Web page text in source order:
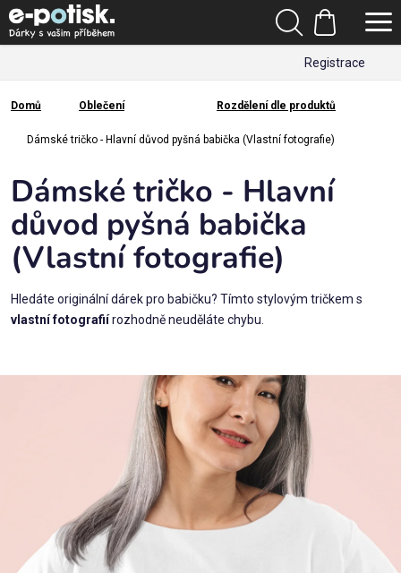
Přejít
na
obsah
Registrace
Hledat
Nákupní
košík
Kategorie
Dárek
pro
Rodina
Láska
zájmy a
Kolekce
Domů
Domů Oblečení Rozdělení dle produktů
Dámské tričko - Hlavní důvod pyšná babička (Vlastní fotografie)
Dámské tričko - Hlavní
důvod pyšná babička
(Vlastní fotografie)
Hledáte originální dárek pro babičku? Tímto stylovým tričkem s
vlastní fotografiírozhodně neuděláte chybu.